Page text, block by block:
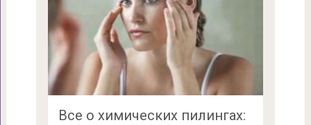
Все о химических пилингах: